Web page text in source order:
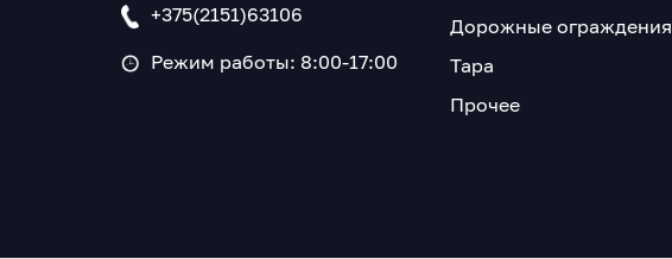
+375(2151)63106
Режим работы: 8:00-17:00
Дорожные ограждения
Тара
Прочее